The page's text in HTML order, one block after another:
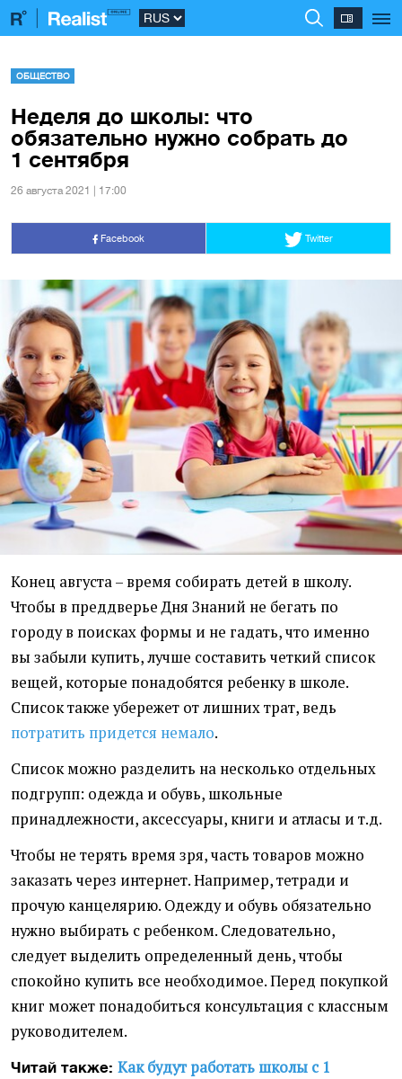
ОБЩЕСТВО
Неделя до школы: что
обязательно нужно собрать до
1 сентября
26 августа 2021 | 17:00
Facebook Twitter
Конец августа – время собирать детей в школу.
Чтобы в преддверье Дня Знаний не бегать по
городу в поисках формы и не гадать, что именно
вы забыли купить, лучше составить четкий список
вещей, которые понадобятся ребенку в школе.
Список также убережет от лишних трат, ведь
потратить придется немало.
Список можно разделить на несколько отдельных
подгрупп: одежда и обувь, школьные
принадлежности, аксессуары, книги и атласы и т.д.
Чтобы не терять время зря, часть товаров можно
заказать через интернет. Например, тетради и
прочую канцелярию. Одежду и обувь обязательно
нужно выбирать с ребенком. Следовательно,
следует выделить определенный день, чтобы
спокойно купить все необходимое. Перед покупкой
книг может понадобиться консультация с классным
руководителем.
Читай также: Как будут работать школы с 1